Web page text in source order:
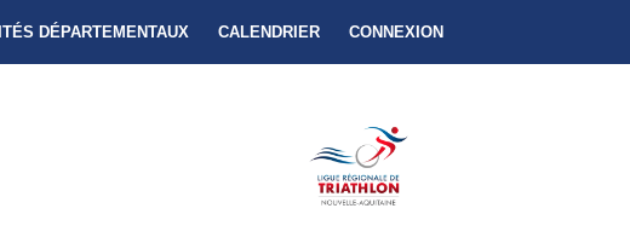
DÉPARTEMENTAUX CALENDRIER CONNEXION